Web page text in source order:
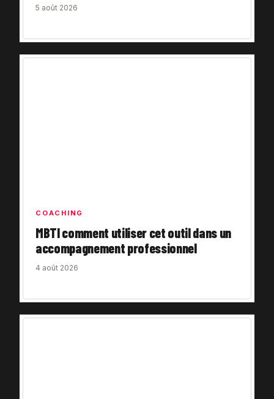
5 août 2026
COACHING
MBTI comment utiliser cet outil dans un
accompagnement professionnel
4 août 2026